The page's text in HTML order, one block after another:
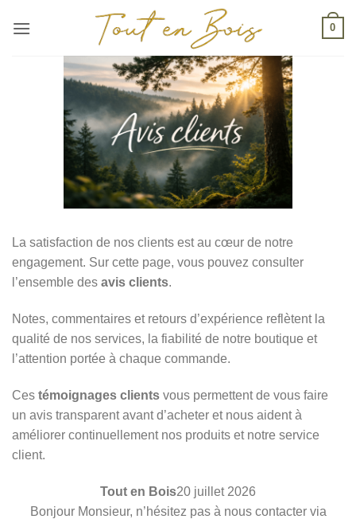
0
La satisfaction de nos clients est au cœur de notre
engagement. Sur cette page, vous pouvez consulter
l’ensemble des avis clients.
Notes, commentaires et retours d’expérience reflètent la
qualité de nos services, la fiabilité de notre boutique et
l’attention portée à chaque commande.
Ces témoignages clients vous permettent de vous faire
un avis transparent avant d’acheter et nous aident à
améliorer continuellement nos produits et notre service
client.
Tout en Bois20 juillet 2026
Bonjour Monsieur, n’hésitez pas à nous contacter via